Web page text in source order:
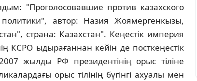
"Проголосовавшие против казахского
автор: Назия Жоямергенкызы,
страна: Казахстан". Кеңестiк империя
КСРО ыдырағаннан кейiн де посткеңестiк
жылды РФ президентiнiң орыс тiлiне
орыс тiлiнiң бүгiнгi ахуалы мен